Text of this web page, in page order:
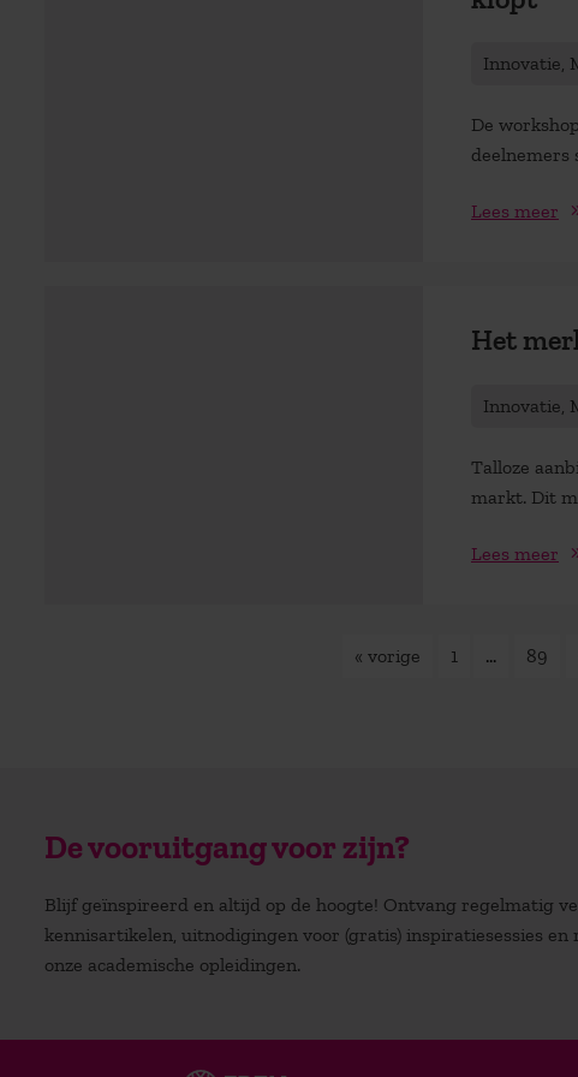
Innovatie,
De
Lees meer
Het
Innovatie,
Talloze
markt. Dit
Lees meer
« vorige 1 … 89
De vooruitgang voor zijn?
Blijf geïnspireerd en altijd op de hoogte! Ontvang regelmatig
kennisartikelen, uitnodigingen voor (gratis) inspiratiesessies en
onze academische opleidingen.